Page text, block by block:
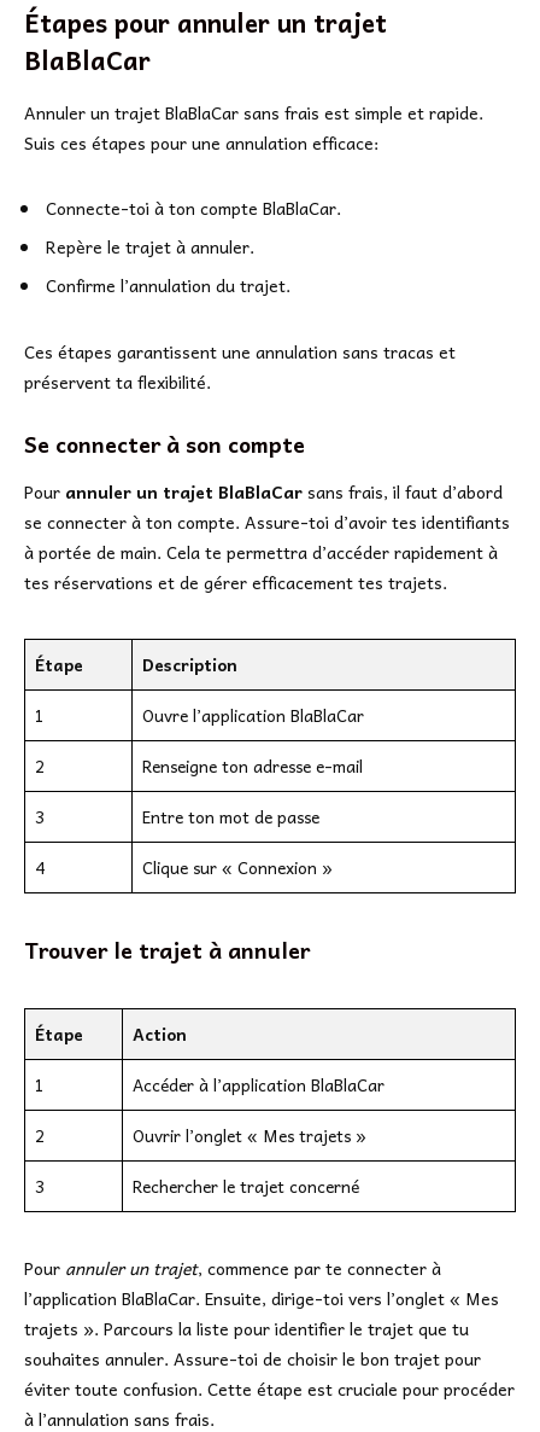
Étapes pour annuler un trajet
BlaBlaCar
Annuler un trajet BlaBlaCar sans frais est simple et rapide.
Suis ces étapes pour une annulation efficace:
Connecte-toi à ton compte BlaBlaCar.
Repère le trajet à annuler.
Confirme l’annulation du trajet.
Ces étapes garantissent une annulation sans tracas et
préservent ta flexibilité.
Se connecter à son compte
Pour annuler un trajet BlaBlaCar sans frais, il faut d’abord
se connecter à ton compte. Assure-toi d’avoir tes identifiants
à portée de main. Cela te permettra d’accéder rapidement à
tes réservations et de gérer efficacement tes trajets.
Étape
Description
1
Ouvre l’application BlaBlaCar
2
Renseigne ton adresse e-mail
3
Entre ton mot de passe
4
Clique sur « Connexion »
Trouver le trajet à annuler
Étape
Action
1
Accéder à l’application BlaBlaCar
2
Ouvrir l’onglet « Mes trajets »
3
Rechercher le trajet concerné
Pour annuler un trajet, commence par te connecter à
l’application BlaBlaCar. Ensuite, dirige-toi vers l’onglet « Mes
trajets ». Parcours la liste pour identifier le trajet que tu
souhaites annuler. Assure-toi de choisir le bon trajet pour
éviter toute confusion. Cette étape est cruciale pour procéder
à l’annulation sans frais.